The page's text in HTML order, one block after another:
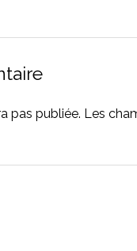
pas publiée. Les